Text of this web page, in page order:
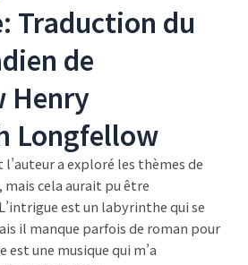
Traduction du
de
Henry
Longfellow
l’auteur a exploré les thèmes de
mais cela aurait pu être
est un labyrinthe qui se
il manque parfois de roman pour
est une musique qui m’a